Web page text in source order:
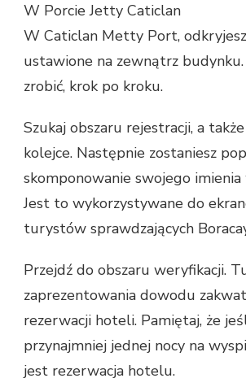
W Porcie Jetty Caticlan
W Caticlan Metty Port,
ustawione na zewnątrz budynku.
zrobić, krok po kroku.
Szukaj obszaru rejestracji, a
kolejce. Następnie zostaniesz
skomponowanie swojego
Jest to wykorzystywane do
turystów sprawdzających
Przejdź do obszaru weryfikacji.
zaprezentowania dowodu
rezerwacji hoteli. Pamiętaj, że
przynajmniej jednej nocy na
jest rezerwacja hotelu.